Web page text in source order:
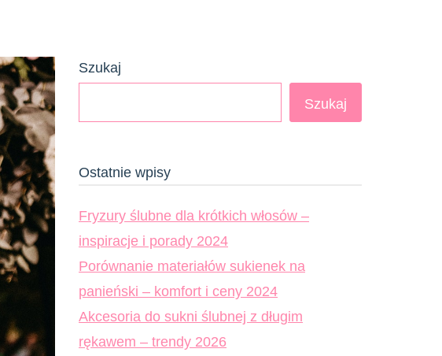
Szukaj
Szukaj
Ostatnie wpisy
Fryzury ślubne dla krótkich włosów –
inspiracje i porady 2024
Porównanie materiałów sukienek na
panieński – komfort i ceny 2024
Akcesoria do sukni ślubnej z długim
rękawem – trendy 2026